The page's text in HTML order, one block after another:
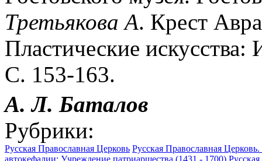
Третьякова А. Крест
Пластические
С. 153-163.
А. Л. Баталов
Рубрики:
Русская Православная Церковь Русская Православная
автокефалии; Учреждение патриаршества (1431 - 1700)